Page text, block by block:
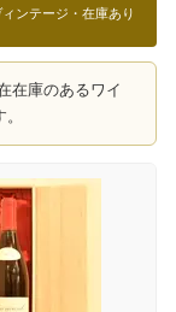
ィンテージ・在庫あり
在庫のあるワイ